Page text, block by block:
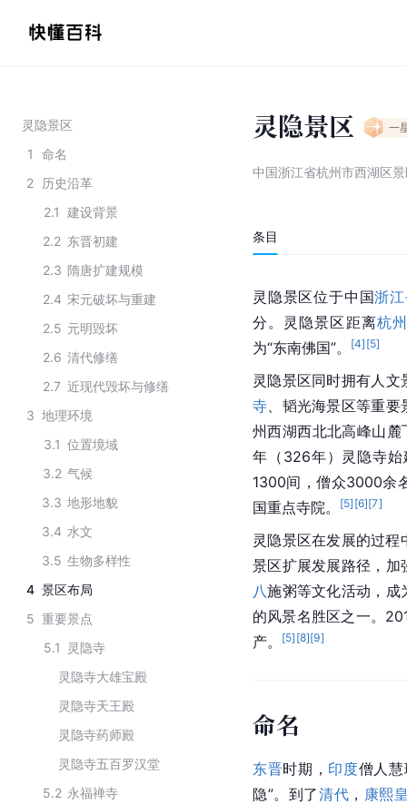
灵隐景区
1
命名
2
历史沿革
2.1 建设背景
2.2 东晋初建
2.3 隋唐扩建规模
2.4 宋元破坏与重建
2.5 元明毁坏
2.6 清代修缮
2.7 近现代毁坏与修缮
3 地理环境
3.1 位置境域
3.2 气候
3.3 地形地貌
3.4 水文
3.5 生物多样性
4 景区布局
5 重要景点
5.1
灵隐寺
灵隐寺大雄宝殿
灵隐寺天王殿
灵隐寺药师殿
灵隐寺五百罗汉堂
5.2 永福禅寺
灵隐景区 一
中国浙江省杭州市西湖区
条目
灵隐景区位于中国浙
分。灵隐景区距离杭州
为“东南佛国”。
[4] [5]
灵隐景区同时拥有人
寺 、韬光海景区等重
州西湖西北北高峰山麓
年（326年）灵隐寺
1300间，僧众3000余
国重点寺院。
[5] [6][7]
灵隐景区在发展的过程
景区扩展发展路径，
八施粥等文化活动，成
的风景名胜区之一。
产。
[5] [8][9]
命名
东晋时期， 印度僧人
隐”。到了清代 ， 康熙